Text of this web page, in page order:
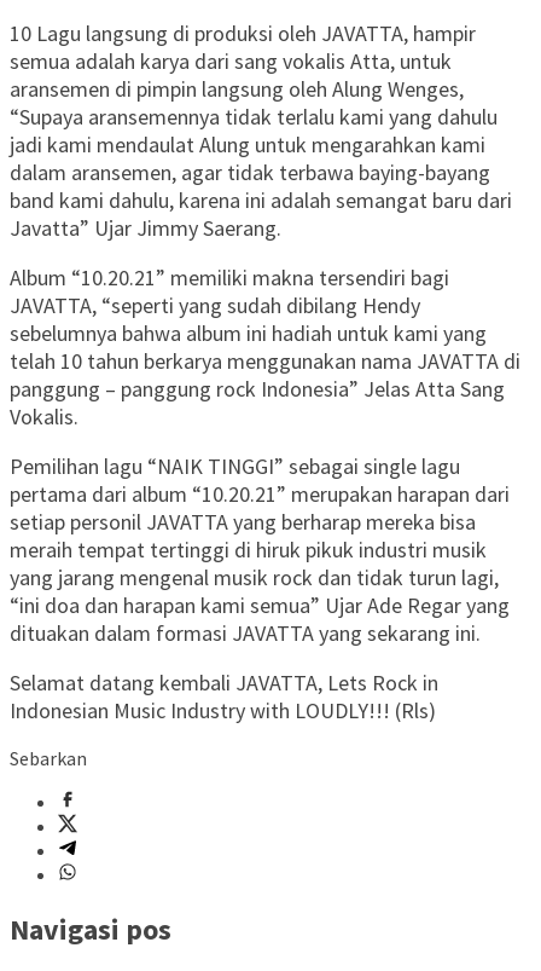
10 Lagu langsung di produksi oleh JAVATTA, hampir
semua adalah karya dari sang vokalis Atta, untuk
aransemen di pimpin langsung oleh Alung Wenges,
“Supaya aransemennya tidak terlalu kami yang dahulu
jadi kami mendaulat Alung untuk mengarahkan kami
dalam aransemen, agar tidak terbawa baying-bayang
band kami dahulu, karena ini adalah semangat baru dari
Javatta” Ujar Jimmy Saerang.
Album “10.20.21” memiliki makna tersendiri bagi
JAVATTA, “seperti yang sudah dibilang Hendy
sebelumnya bahwa album ini hadiah untuk kami yang
telah 10 tahun berkarya menggunakan nama JAVATTA di
panggung – panggung rock Indonesia” Jelas Atta Sang
Vokalis.
Pemilihan lagu “NAIK TINGGI” sebagai single lagu
pertama dari album “10.20.21” merupakan harapan dari
setiap personil JAVATTA yang berharap mereka bisa
meraih tempat tertinggi di hiruk pikuk industri musik
yang jarang mengenal musik rock dan tidak turun lagi,
“ini doa dan harapan kami semua” Ujar Ade Regar yang
dituakan dalam formasi JAVATTA yang sekarang ini.
Selamat datang kembali JAVATTA, Lets Rock in
Indonesian Music Industry with LOUDLY!!! (Rls)
Sebarkan
Navigasi pos